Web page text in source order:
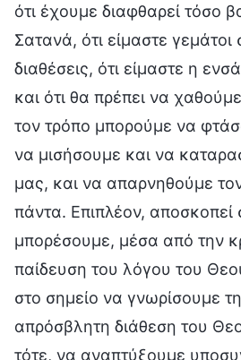
ότι έχουμε διαφθαρεί τόσο
Σατανά, ότι είμαστε γεμάτοι
διαθέσεις, ότι είμαστε η
και ότι θα πρέπει να
τον τρόπο μπορούμε να
να μισήσουμε και να
μας, και να απαρνηθούμε
πάντα. Επιπλέον, αποσκοπεί
μπορέσουμε, μέσα από την
παίδευση του λόγου του
στο σημείο να γνωρίσουμε
απρόσβλητη διάθεση του
τότε, να αναπτύξουμε